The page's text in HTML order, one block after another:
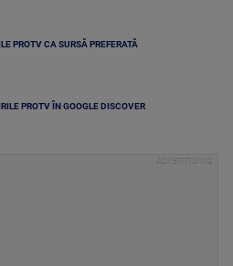
PROTV CA SURSĂ PREFERATĂ
PROTV ÎN GOOGLE DISCOVER